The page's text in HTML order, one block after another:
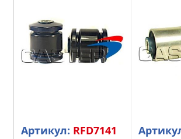
Артикул: RFD7141